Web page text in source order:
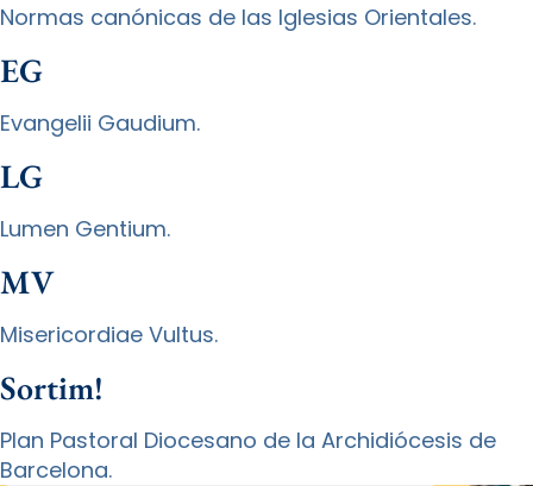
Normas canónicas de las Iglesias Orientales.
EG
Evangelii Gaudium.
LG
Lumen Gentium.
MV
Misericordiae Vultus.
Sortim!
Plan Pastoral Diocesano de la Archidiócesis de
Barcelona.